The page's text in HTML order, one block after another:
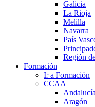
Galicia
La Rioja
Melilla
Navarra
País
Región
Formación
Ir a Formación
CCAA
Andalucía
Aragón